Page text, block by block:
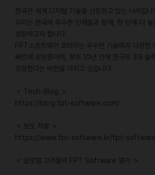
한국은 세계 디지털 기술을 선도하고 있는 나라입니
우리는 한국의 우수한 인재들과 함께, 한 단계 더 높
성장하고자 합니다.
FPT소프트웨어 코리아는 우수한 기술력과 다양한
빠르게 성장중이며, 향후 10년 안에 한국의 3대 솔
성장한다는 비전을 가지고 있습니다.
＜ Tech-Blog ＞
https://blog.fpt-software.com/
＜ 보도 자료 ＞
https://www.fpt-software.kr/fpt-
＜ 글로벌 고객들의 FPT Software 평가 ＞